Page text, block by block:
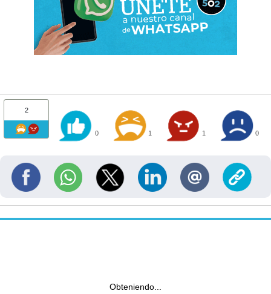
2
0 1 1 0
Obteniendo...